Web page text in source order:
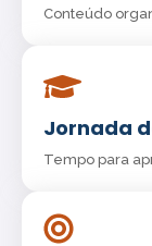
Conteúdo
Jornada
Tempo para